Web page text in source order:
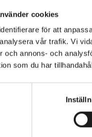
cookies
för att
vår trafik. Vi
och annons- och
som du har
PACR
prestanda och
PU-belagd
de är flexibla och
basen
för att tåla
lättåtkomliga YKK-
Polyester 30%